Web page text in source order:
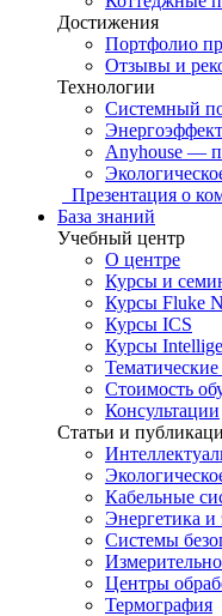
Достижения
Портфолио
Отзывы и
Технологии
Системный
Anyhouse —
Презентация о
База знаний
Учебный центр
О центре
Курсы и
Курсы Fluke
Курсы ICS
Курсы
Стоимость
Консультации
Статьи и
Кабельные
Энергетика и
Системы
Центры
Термография